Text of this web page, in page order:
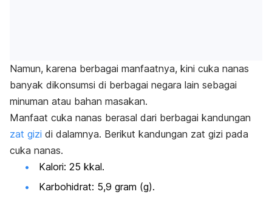
Namun, karena berbagai manfaatnya, kini cuka nanas
banyak dikonsumsi di berbagai negara lain sebagai
minuman atau bahan masakan.
Manfaat cuka nanas berasal dari berbagai kandungan
zat gizi di dalamnya. Berikut kandungan zat gizi pada
cuka nanas.
Kalori: 25 kkal.
Karbohidrat: 5,9 gram (g).